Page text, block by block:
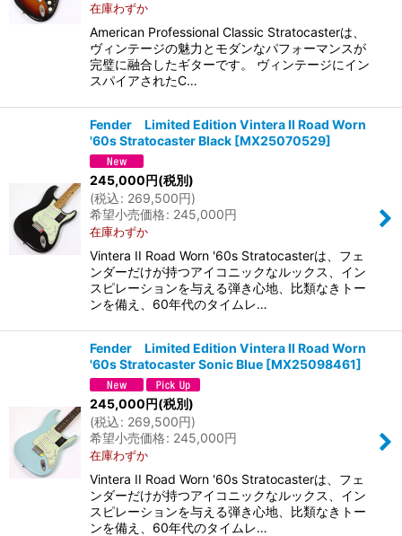
在庫わずか
American Professional Classic Stratocasterは、
ヴィンテージの魅力とモダンなパフォーマンスが
完璧に融合したギターです。 ヴィンテージにイン
スパイアされたC…
Fender Limited Edition Vintera II Road Worn
'60s Stratocaster Black [MX25070529]
245,000円(税別)
(税込: 269,500円)
希望小売価格: 245,000円
在庫わずか
Vintera II Road Worn '60s Stratocasterは、フェ
ンダーだけが持つアイコニックなルックス、イン
スピレーションを与える弾き心地、比類なきトー
ンを備え、60年代のタイムレ…
Fender Limited Edition Vintera II Road Worn
'60s Stratocaster Sonic Blue [MX25098461]
245,000円(税別)
(税込: 269,500円)
希望小売価格: 245,000円
在庫わずか
Vintera II Road Worn '60s Stratocasterは、フェ
ンダーだけが持つアイコニックなルックス、イン
スピレーションを与える弾き心地、比類なきトー
ンを備え、60年代のタイムレ…